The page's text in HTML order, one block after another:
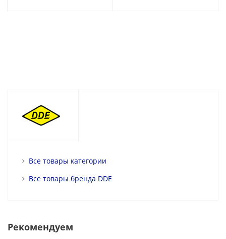
Все товары категории
Все товары бренда DDE
Рекомендуем